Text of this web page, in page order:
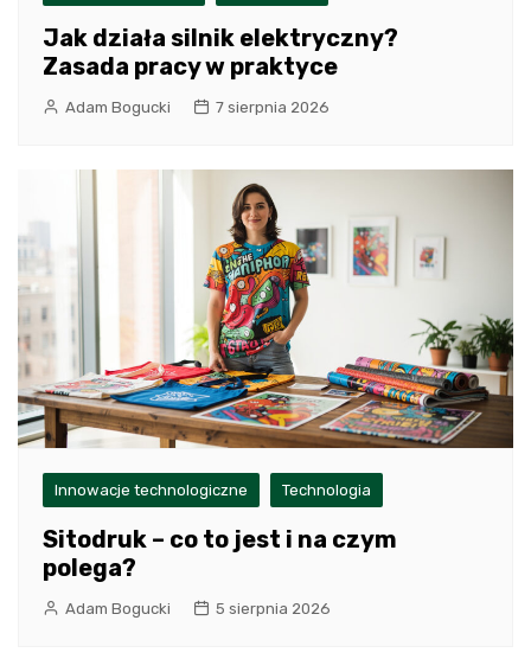
Jak działa silnik elektryczny?
Zasada pracy w praktyce
Adam Bogucki 7 sierpnia 2026
Innowacje technologiczne Technologia
Sitodruk – co to jest i na czym
polega?
Adam Bogucki 5 sierpnia 2026